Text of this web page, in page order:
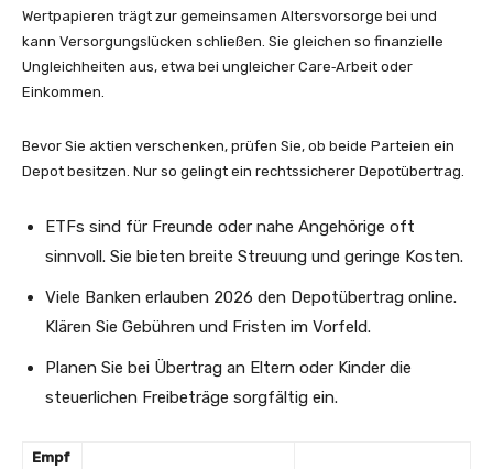
Wertpapieren trägt zur gemeinsamen Altersvorsorge bei und
kann Versorgungslücken schließen. Sie gleichen so finanzielle
Ungleichheiten aus, etwa bei ungleicher Care‑Arbeit oder
Einkommen.
Bevor Sie aktien verschenken, prüfen Sie, ob beide Parteien ein
Depot besitzen. Nur so gelingt ein rechtssicherer Depotübertrag.
ETFs sind für Freunde oder nahe Angehörige oft
sinnvoll. Sie bieten breite Streuung und geringe Kosten.
Viele Banken erlauben 2026 den Depotübertrag online.
Klären Sie Gebühren und Fristen im Vorfeld.
Planen Sie bei Übertrag an Eltern oder Kinder die
steuerlichen Freibeträge sorgfältig ein.
Empf